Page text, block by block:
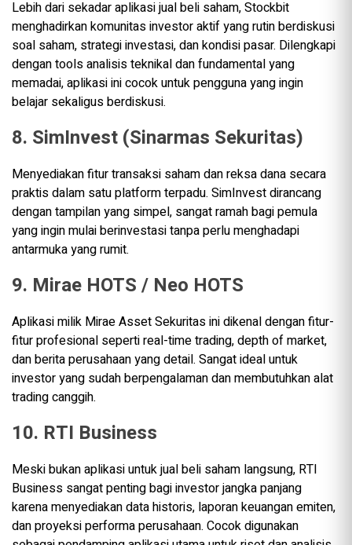
Lebih dari sekadar aplikasi jual beli saham, Stockbit
menghadirkan komunitas investor aktif yang rutin berdiskusi
soal saham, strategi investasi, dan kondisi pasar. Dilengkapi
dengan tools analisis teknikal dan fundamental yang
memadai, aplikasi ini cocok untuk pengguna yang ingin
belajar sekaligus berdiskusi.
8. SimInvest (Sinarmas Sekuritas)
Menyediakan fitur transaksi saham dan reksa dana secara
praktis dalam satu platform terpadu. SimInvest dirancang
dengan tampilan yang simpel, sangat ramah bagi pemula
yang ingin mulai berinvestasi tanpa perlu menghadapi
antarmuka yang rumit.
9. Mirae HOTS / Neo HOTS
Aplikasi milik Mirae Asset Sekuritas ini dikenal dengan fitur-
fitur profesional seperti real-time trading, depth of market,
dan berita perusahaan yang detail. Sangat ideal untuk
investor yang sudah berpengalaman dan membutuhkan alat
trading canggih.
10. RTI Business
Meski bukan aplikasi untuk jual beli saham langsung, RTI
Business sangat penting bagi investor jangka panjang
karena menyediakan data historis, laporan keuangan emiten,
dan proyeksi performa perusahaan. Cocok digunakan